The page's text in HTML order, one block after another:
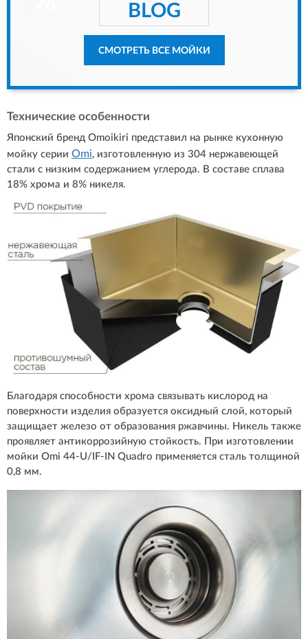
BLOG
СМОТРЕТЬ ВСЕ МОЙКИ
Технические особенности
Японский бренд Omoikiri представил на рынке кухонную
мойку серии Omi, изготовленную из 304 нержавеющей
стали с низким содержанием углерода. В составе сплава
18% хрома и 8% никеля.
Благодаря способности хрома связывать кислород на
поверхности изделия образуется оксидный слой, который
защищает железо от образования ржавчины. Никель также
проявляет антикоррозийную стойкость. При изготовлении
мойки Omi 44-U/IF-IN Quadro применяется сталь толщиной
0,8 мм.